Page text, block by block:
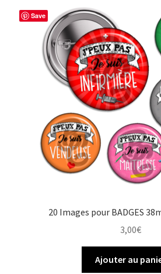
Save
20 Images pour BADGES
3,00€
Ajouter au